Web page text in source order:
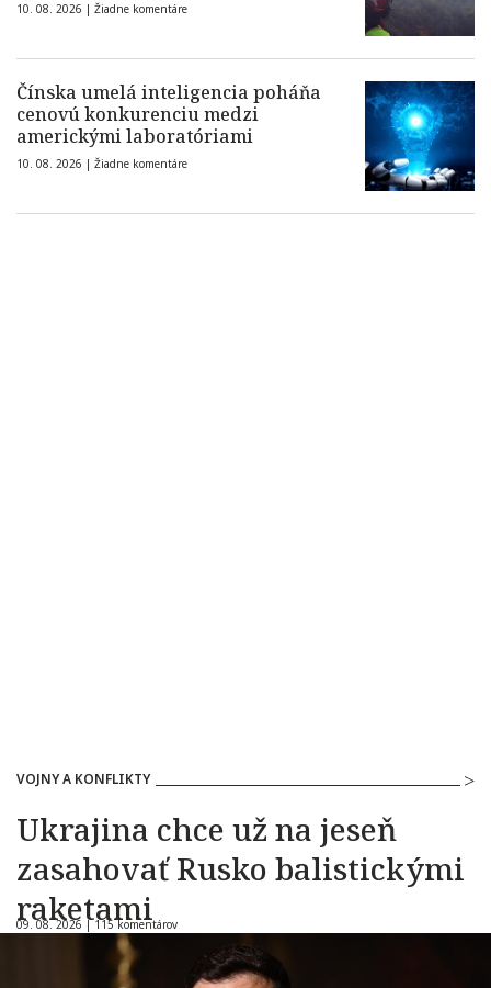
10. 08. 2026 | Žiadne komentáre
Čínska umelá inteligencia poháňa
cenovú konkurenciu medzi
americkými laboratóriami
10. 08. 2026 | Žiadne komentáre
VOJNY A KONFLIKTY
Ukrajina chce už na jeseň
zasahovať Rusko balistickými
raketami
09. 08. 2026 |115 komentárov